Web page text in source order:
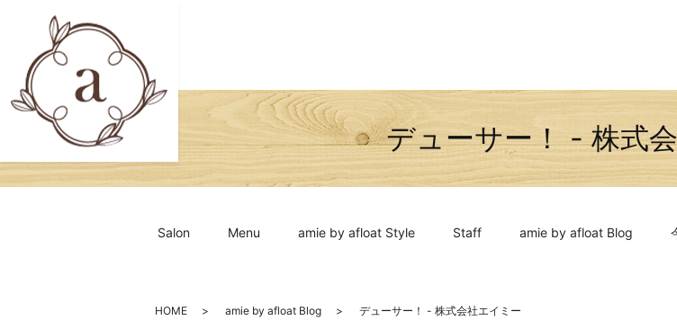
Salon Menu amie by afloat Style Staff amie by afloat Blog
デューサー！ - 株式
HOME amie by afloat Blog デューサー！ - 株式会社エイミー